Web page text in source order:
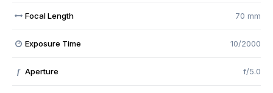
Focal Length 70 mm
Exposure Time 10/2000
f Aperture f/5.0